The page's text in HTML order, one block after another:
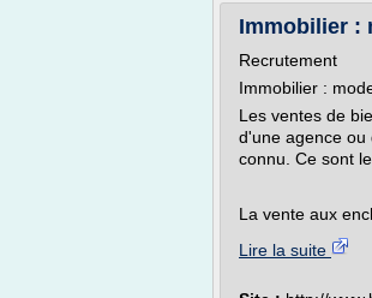
Immobilier :
Recrutement
Immobilier :
Les ventes de
d'une agence ou
connu. Ce sont
La vente aux
Lire la suite